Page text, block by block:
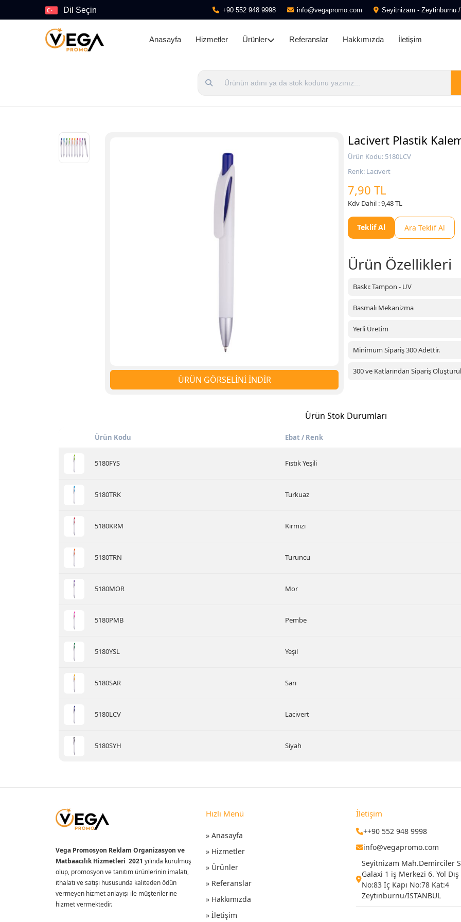
Dil Seçin +90 552 948 9998 info@vegapromo.com Seyitnizam - Zeytinburnu
Anasayfa Hizmetler Ürünler Referanslar Hakkımızda İletişim
ÜRÜN GÖRSELİNİ İNDİR
Lacivert Plastik
Ürün Kodu: 5180LCV
Renk: Lacivert
7,90 TL
Kdv Dahil : 9,48 TL
Teklif Al Ara Teklif Al
Ürün Özellikleri
Baskı: Tampon - UV
Basmalı Mekanizma
Yerli Üretim
Minimum Sipariş 300 Adettir.
300 ve Katlarından Sipariş
Ürün Stok Durumları
Ürün Kodu Ebat / Renk
5180FYS Fıstık Yeşili
5180TRK Turkuaz
5180KRM Kırmızı
5180TRN Turuncu
5180MOR Mor
5180PMB Pembe
5180YSL Yeşil
5180SAR Sarı
5180LCV Lacivert
5180SYH Siyah
Vega Promosyon Reklam Organizasyon ve
Matbaacılık Hizmetleri 2021 yılında kurulmuş
olup, promosyon ve tanıtım ürünlerinin imalatı,
ithalatı ve satışı hususunda kaliteden ödün
vermeyen hizmet anlayışı ile müşterilerine
hizmet vermektedir.
Hızlı Menü
» Anasayfa
» Hizmetler
» Ürünler
» Referanslar
» Hakkımızda
» İletişim
İletişim
++90 552 948 9998
info@vegapromo.com
Seyitnizam Mah.Demirciler
Galaxi 1 iş Merkezi 6. Yol Dış
No:83 İç Kapı No:78 Kat:4
Zeytinburnu/İSTANBUL